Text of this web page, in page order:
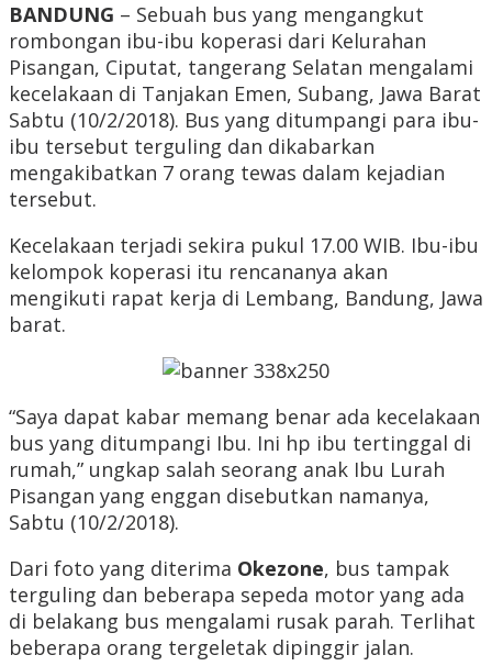
BANDUNG – Sebuah bus yang mengangkut
rombongan ibu-ibu koperasi dari Kelurahan
Pisangan, Ciputat, tangerang Selatan mengalami
kecelakaan di Tanjakan Emen, Subang, Jawa Barat
Sabtu (10/2/2018). Bus yang ditumpangi para ibu-
ibu tersebut terguling dan dikabarkan
mengakibatkan 7 orang tewas dalam kejadian
tersebut.
Kecelakaan terjadi sekira pukul 17.00 WIB. Ibu-ibu
kelompok koperasi itu rencananya akan
mengikuti rapat kerja di Lembang, Bandung, Jawa
barat.
“Saya dapat kabar memang benar ada kecelakaan
bus yang ditumpangi Ibu. Ini hp ibu tertinggal di
rumah,” ungkap salah seorang anak Ibu Lurah
Pisangan yang enggan disebutkan namanya,
Sabtu (10/2/2018).
Dari foto yang diterima Okezone, bus tampak
terguling dan beberapa sepeda motor yang ada
di belakang bus mengalami rusak parah. Terlihat
beberapa orang tergeletak dipinggir jalan.